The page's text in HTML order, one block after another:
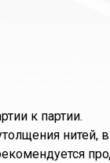
к партии.
нитей,